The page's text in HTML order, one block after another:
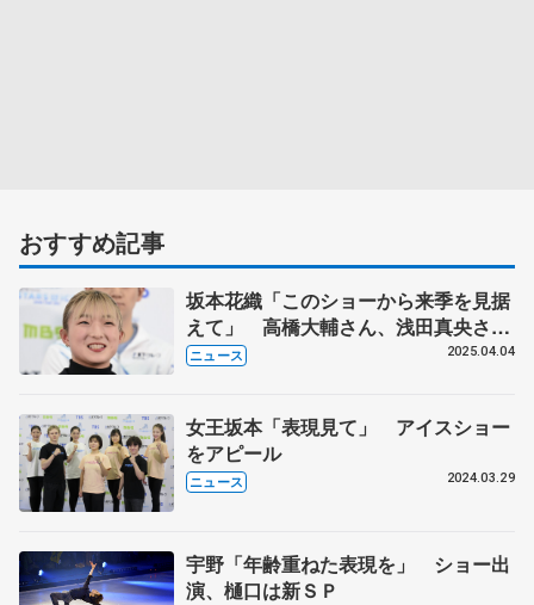
おすすめ記事
坂本花織「このショーから来季を見据
えて」 高橋大輔さん、浅田真央さん
らと「スターズ・オン・アイス」公開
ニュース 2025.04.04
女王坂本「表現見て」 アイスショー
をアピール
ニュース 2024.03.29
宇野「年齢重ねた表現を」 ショー出
演、樋口は新ＳＰ